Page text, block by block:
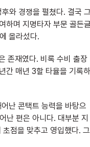
와 경쟁을 펼쳤다. 결국
하며 지명타자 부문 골든
올라섰다.
존재였다. 비록 수비 출장
간 매년 3할 타율을 기록하
난 콘택트 능력을 바탕으
난 편은 아니다. 대부분 지
점을 맞추고 영입했다. 그